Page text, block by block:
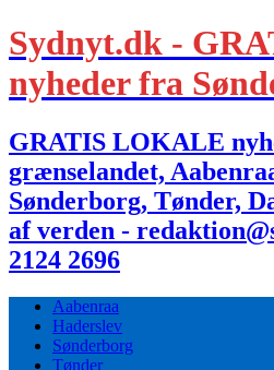
Sydnyt.dk -
nyheder fra
GRATIS LOKALE
grænselandet,
Sønderborg, Tønder,
af verden -
2124 2696
Aabenraa
Haderslev
Sønderborg
Tønder